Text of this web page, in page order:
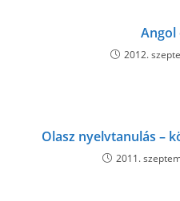
Angol
2012.
Olasz nyelvtanulás –
2011.